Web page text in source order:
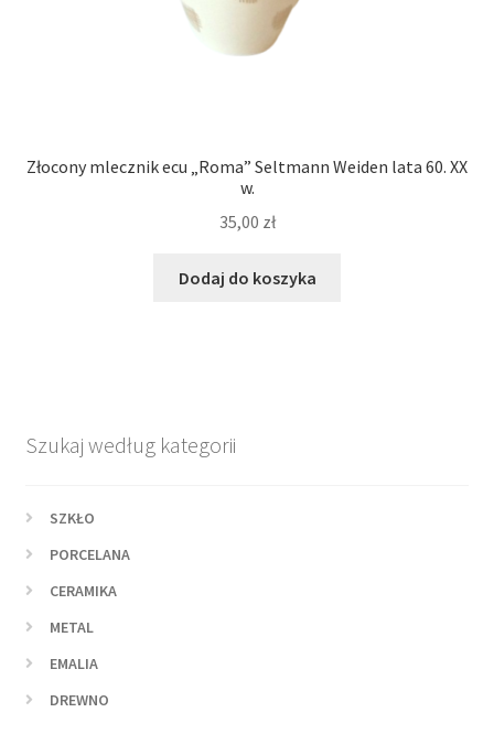
Złocony mlecznik ecu „Roma” Seltmann Weiden lata 60. XX
w.
35,00 zł
Dodaj do koszyka
Szukaj według kategorii
SZKŁO
PORCELANA
CERAMIKA
METAL
EMALIA
DREWNO